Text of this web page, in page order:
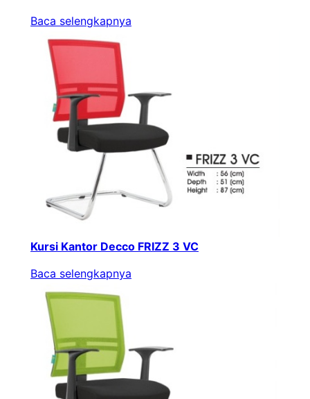
Baca selengkapnya
Kursi Kantor Decco FRIZZ 3 VC
Baca selengkapnya